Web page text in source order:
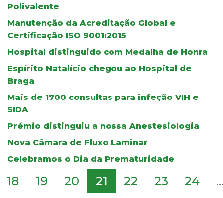
Polivalente
Manutenção da Acreditação Global e
Certificação ISO 9001:2015
Hospital distinguido com Medalha de Honra
Espírito Natalício chegou ao Hospital de
Braga
Mais de 1700 consultas para infeção VIH e
SIDA
Prémio distinguiu a nossa Anestesiologia
Nova Câmara de Fluxo Laminar
Celebramos o Dia da Prematuridade
18 19 20 21 22 23 24 ...